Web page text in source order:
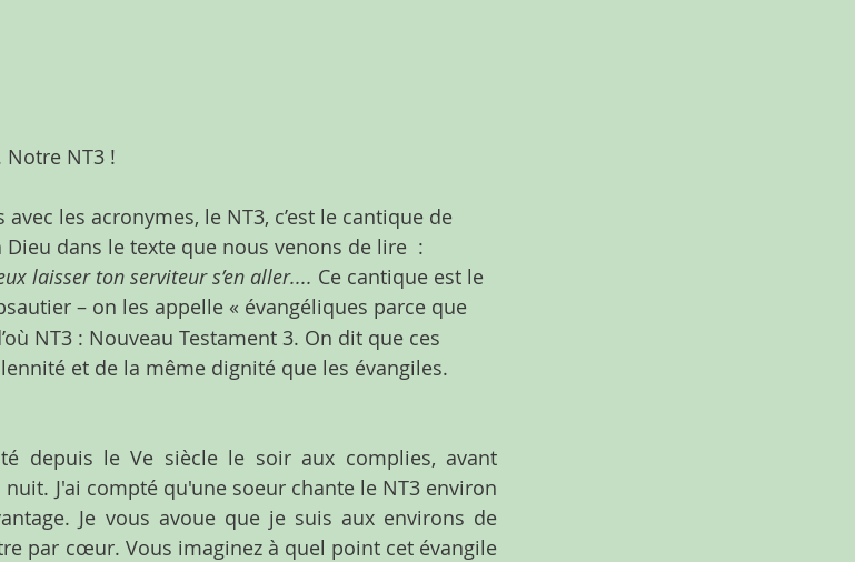
NT3 !
les acronymes, le NT3, c’est le cantique de
dans le texte que nous venons de lire  :
laisser ton serviteur s’en aller.... Ce cantique est le
– on les appelle « évangéliques parce que
NT3 : Nouveau Testament 3. On dit que ces
et de la même dignité que les évangiles.
depuis le Ve siècle le soir aux complies, avant
J'ai compté qu'une soeur chante le NT3 environ
Je vous avoue que je suis aux environs de
par cœur. Vous imaginez à quel point cet évangile